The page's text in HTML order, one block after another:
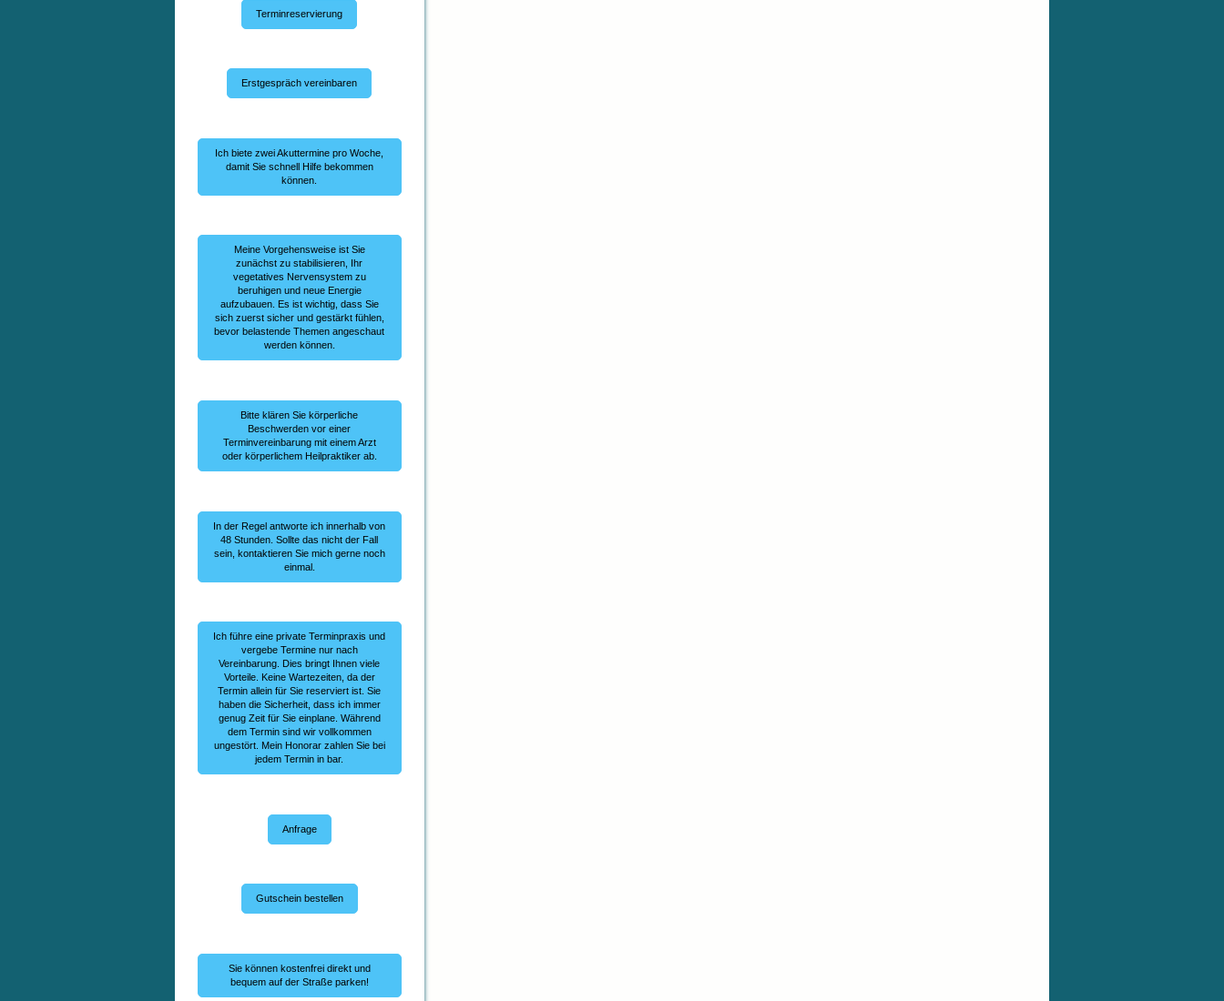
Terminreservierung
Erstgespräch vereinbaren
Ich biete zwei Akuttermine pro Woche,
damit Sie schnell Hilfe bekommen
können.
Meine Vorgehensweise ist Sie
zunächst zu stabilisieren, Ihr
vegetatives Nervensystem zu
beruhigen und neue Energie
aufzubauen. Es ist wichtig, dass Sie
sich zuerst sicher und gestärkt fühlen,
bevor belastende Themen angeschaut
werden können.
Bitte klären Sie körperliche
Beschwerden vor einer
Terminvereinbarung mit einem Arzt
oder körperlichem Heilpraktiker ab.
In der Regel antworte ich innerhalb von
48 Stunden. Sollte das nicht der Fall
sein, kontaktieren Sie mich gerne noch
einmal.
Ich führe eine private Terminpraxis und
vergebe Termine nur nach
Vereinbarung. Dies bringt Ihnen viele
Vorteile. Keine Wartezeiten, da der
Termin allein für Sie reserviert ist. Sie
haben die Sicherheit, dass ich immer
genug Zeit für Sie einplane. Während
dem Termin sind wir vollkommen
ungestört. Mein Honorar zahlen Sie bei
jedem Termin in bar.
Anfrage
Gutschein bestellen
Sie können kostenfrei direkt und
bequem auf der Straße parken!